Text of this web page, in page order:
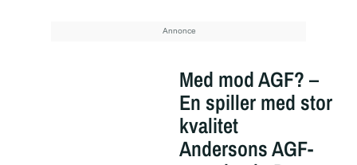
Med mod AGF? –
En spiller med stor
kvalitet
Andersons AGF-